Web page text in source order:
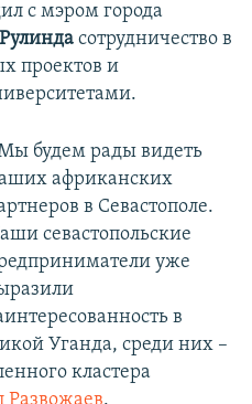
с мэром города
сотрудничество в
проектов и
будем рады видеть
африканских
в Севастополе.
севастопольские
уже
в
Уганда, среди них –
кластера